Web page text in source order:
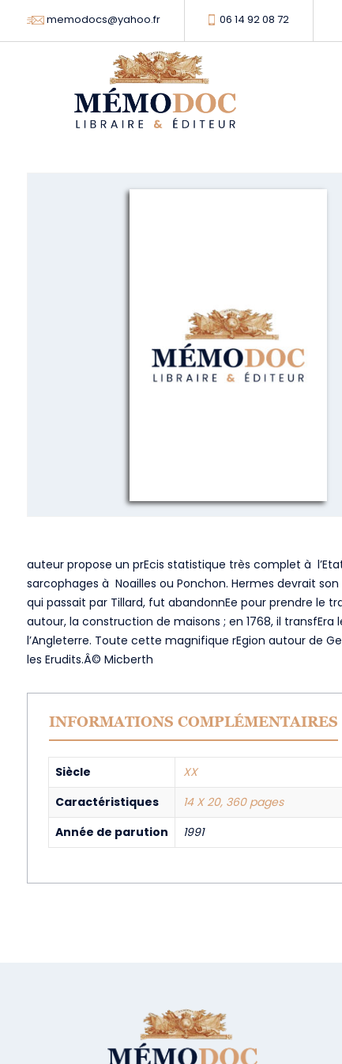
memodocs@yahoo.fr 06 14 92 08 72
auteur propose un prEcis statistique très complet à
sarcophages à Noailles ou Ponchon. Hermes devrait
qui passait par Tillard, fut abandonnEe pour prendre le
autour, la construction de maisons ; en 1768, il
l’Angleterre. Toute cette magnifique rEgion autour de
les Erudits.Â© Micberth
INFORMATIONS COMPLÉMENTAIRES
Siècle
XX
Caractéristiques
14 X 20, 360 pages
Année de parution
1991